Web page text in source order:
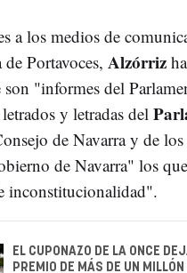
a los medios de
Portavoces, Alzórriz ha
"informes del
y letradas del
de Navarra y de
de Navarra" los
inconstitucionalidad".
EL CUPONAZO DE LA ONCE
PREMIO DE MÁS DE UN MILLÓN